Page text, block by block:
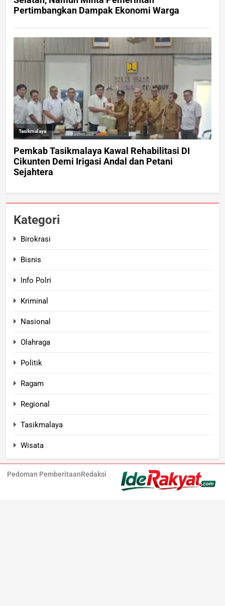
Kategori
Birokrasi
Bisnis
Info Polri
Kriminal
Nasional
Olahraga
Politik
Ragam
Regional
Tasikmalaya
Wisata
Pedoman PemberitaanRedaksi